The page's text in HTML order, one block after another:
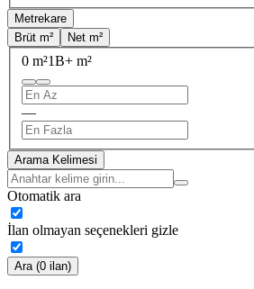
Metrekare
Brüt m²
Net m²
0 m²1B+ m²
—
Arama Kelimesi
Otomatik ara
İlan olmayan seçenekleri gizle
Ara (0 ilan)